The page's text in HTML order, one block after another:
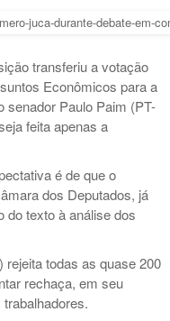
transferiu a votação
Econômicos para a
senador Paulo Paim (PT-
feita apenas a
é de que o
dos Deputados, já
do texto à análise dos
todas as quase 200
rechaça, em seu